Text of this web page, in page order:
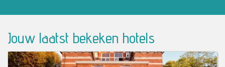
Jouw laatst bekeken hotels